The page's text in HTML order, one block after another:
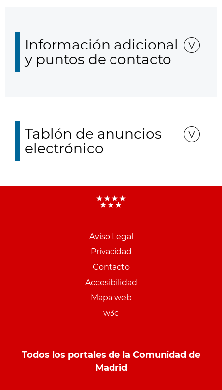
Información adicional
y puntos de contacto
Tablón de anuncios
electrónico
Aviso Legal
Privacidad
Contacto
Accesibilidad
Mapa web
w3c
Todos los portales de la Comunidad de
Madrid